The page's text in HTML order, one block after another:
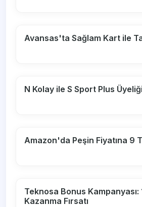
Avansas'ta Sağlam Kart ile
N Kolay ile S Sport Plus
Amazon'da Peşin Fiyatına 9
Teknosa Bonus
Kazanma Fırsatı